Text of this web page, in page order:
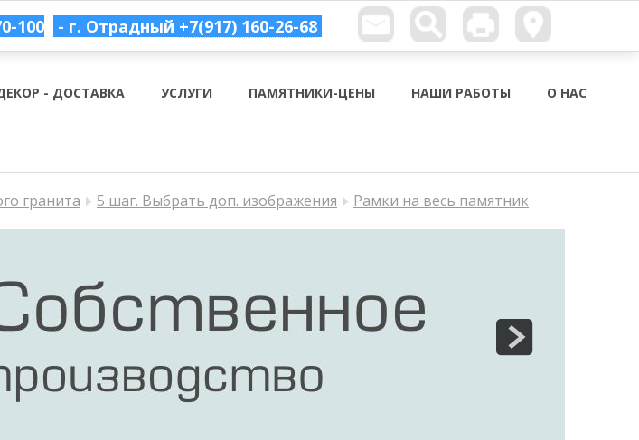
100 - г. Отрадный +7(917) 160-26-68
- ДОСТАВКА УСЛУГИ ПАМЯТНИКИ-ЦЕНЫ НАШИ РАБОТЫ О НАС
гранита 5 шаг. Выбрать доп. изображения Рамки на весь памятник